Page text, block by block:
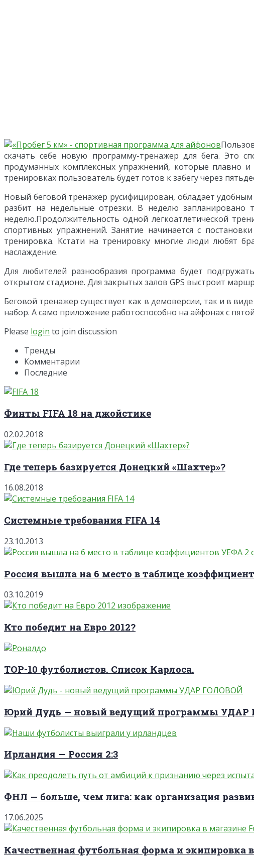
скачать себе новую программу-тренажер для бега. Это
продуманных комплексных упражнений, которые плавно
тренировках пользователь будет готов к забегу через
Новый беговой тренажер русифицирован, обладает
разбит на недельные отрезки. В неделю запланировано
неделю.Продолжительность одной легкоатлетической
спортивных упражнений. Занятие начинается с
тренировка. Кстати на тренировку многие люди любят
наслаждение.
Для любителей разнообразия программа будет
открытом стадионе. Для закрытых залов GPS выстроит
Беговой тренажер существует как в демоверсии, так и в
набор. А само приложение работоспособно на айфонах с
Please login to join discussion
Тренды
Комментарии
Последние
Финты FIFA 18 на джойстике
02.02.2018
Где теперь базируется Донецкий «Шахтер»?
16.08.2018
Системные требования FIFA 14
23.10.2013
Россия вышла на 6 место в таблице
03.10.2019
Кто победит на Евро 2012?
TOP-10 футболистов. Список Карлоса.
Юрий Дудь — новый ведущий программы УДАР
Ирландия — Россия 2:3
ФНЛ — больше, чем лига: как организация
17.06.2025
Качественная футбольная форма и экипировка